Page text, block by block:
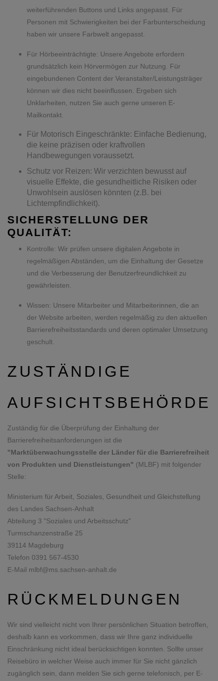
weiterführenden Buttons und Links angepasst. Für
Personen mit Schwierigkeiten bei der Farbunterscheidung
haben wir unsere Farbwelt angepasst.
Für Hörbeeinträchtigte: Unsere Angebote erfordern
grundsätzlich kein Hörvermögen zur Nutzung. Für
eingebundenen Content der Veranstalter/Leistungsträger
können wir dies nicht beeinflussen. Ergeben sich
Unklarheiten, nutzen Sie auch gerne unseren E-
Mailkontakt.
Für Motorisch Eingeschränkte: Einfache Bedienung,
die keine präzisen oder kraftvollen
Handbewegungen voraussetzt.
Schutz vor Reizen: Wir verzichten bewusst auf
visuelle Effekte, die gesundheitliche Risiken oder
Unwohlsein auslösen könnten (z.B. bei
Lichtempfindlichkeit).
SICHERSTELLUNG DER
QUALITÄT:
Kontrolle: Wir prüfen unsere digitalen Angebote in
regelmäßigen Abständen, um die Einhaltung der Gesetze
und die Verbesserung der Benutzerfreundlichkeit zu
gewährleisten.
Wissen: Unsere Mitarbeiter und Mitarbeiterinnen, die an
der Website arbeiten, werden regelmäßig zu den aktuellen
Barrierefreiheitsstandards und deren optimaler Umsetzung
geschult.
ZUSTÄNDIGE
AUFSICHTSBEHÖRDE
Zuständig für die Überprüfung der Einhaltung der
Barrierefreiheitsanforderungen ist die
"Marktüberwachungsstelle der Länder für die Barrierefreiheit
von Produkten und Dienstleistungen" (MLBF) mit folgender
Stelle:
Ministerium für Arbeit, Soziales, Gesundheit und Gleichstellung
des Landes Sachsen-Anhalt
Abteilung 3 "Soziales und Arbeitsschutz"
Turmschanzenstraße 25
39114 Magdeburg
Telefon 0391 567-4530
E-Mail mlbf@ms.sachsen-anhalt.de
RÜCKMELDUNGEN
Wir sind vielleicht nicht von Ihrer persönlichen Situation betroffen,
deshalb kann es vorkommen, dass wir Ihre ganz individuelle
Einschränkung nicht ideal berücksichtigen konnten. Sollte unser
Reisebüro in welcher Weise auch immer für Sie nicht gänzlich
zugänglich sein, dann melden Sie sich gerne telefonisch, per E-